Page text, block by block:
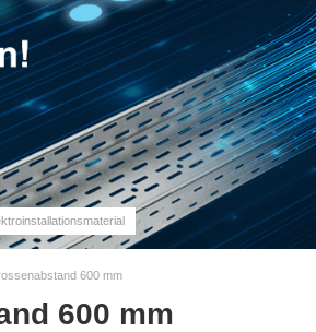
600 mm
600 mm